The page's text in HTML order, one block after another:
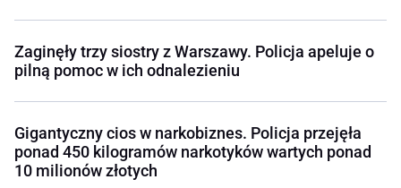
Zaginęły trzy siostry z Warszawy. Policja apeluje o
pilną pomoc w ich odnalezieniu
Gigantyczny cios w narkobiznes. Policja przejęła
ponad 450 kilogramów narkotyków wartych ponad
10 milionów złotych